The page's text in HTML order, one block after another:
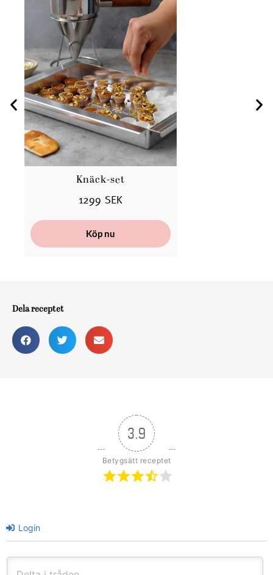
Knäck-set
1299 SEK
Köp nu
Dela receptet
3.9
Betygsätt receptet
Login